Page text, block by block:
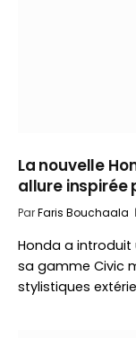
La nouvelle
allure inspirée
ParFaris Bouchaala
Honda a introduit
sa gamme Civic
stylistiques